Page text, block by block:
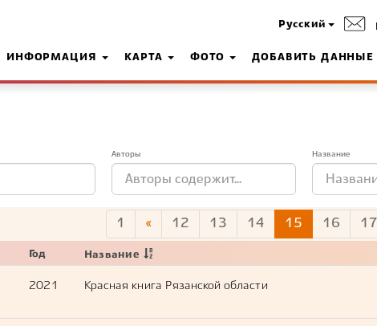
Русский
ИНФОРМАЦИЯ КАРТА ФОТО ДОБАВИТЬ ДАННЫЕ
Авторы Название
1 « 12 13 14 15 16 17
Год Название
2021 Красная книга Рязанской области